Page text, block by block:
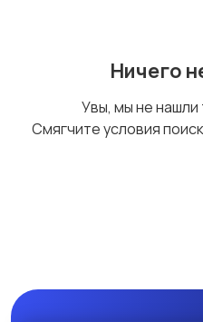
гигиены
Ничего
Увы, мы не нашли
Смягчите условия